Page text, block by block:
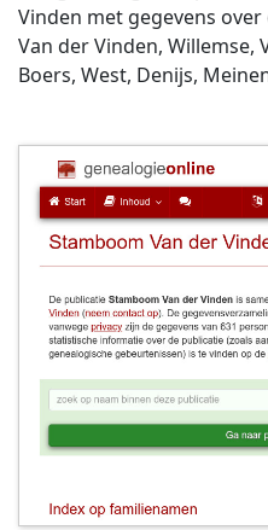
Vinden met gegevens
Van der Vinden, Willemse,
Boers, West, Denijs,